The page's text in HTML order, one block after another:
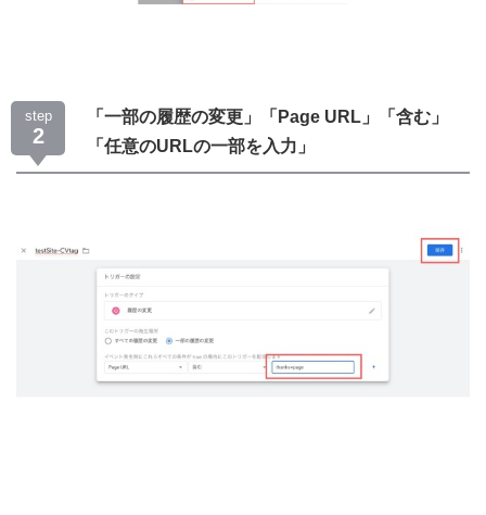
step
2
「一部の履歴の変更」「Page URL」「含む」
「任意のURLの一部を入力」